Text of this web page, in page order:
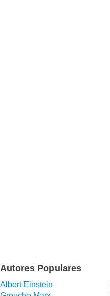
Autores Populares
Albert Einstein